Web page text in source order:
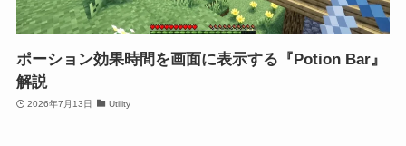
ポーション効果時間を画面に表示する『Potion Bar』
解説
2026年7月13日 Utility